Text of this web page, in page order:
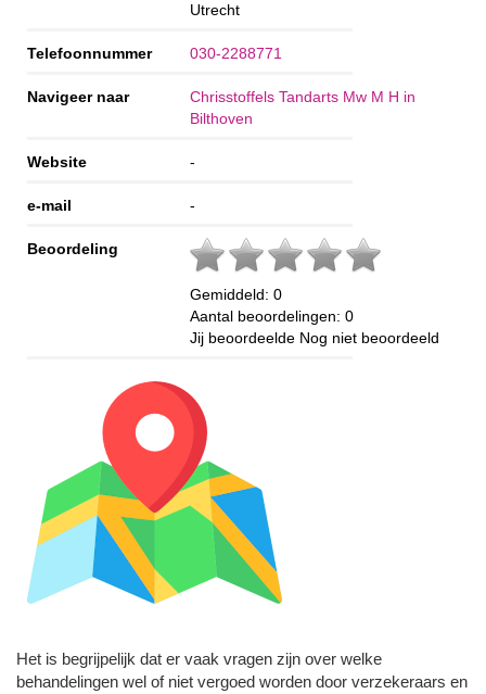
Utrecht
Telefoonnummer 030-2288771
Navigeer naar
Chrisstoffels Tandarts Mw M H in
Bilthoven
Website -
e-mail -
Beoordeling
Gemiddeld: 0
Aantal beoordelingen: 0
Jij beoordeelde Nog niet beoordeeld
Het is begrijpelijk dat er vaak vragen zijn over welke
behandelingen wel of niet vergoed worden door verzekeraars en